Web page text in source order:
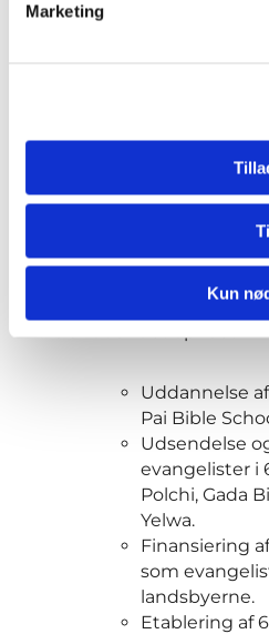
Marketing
Kun
I partnerskabets to
Uddannelse
Pai Bible
Udsendelse
evangelister i
Polchi, Gada
Yelwa.
Finansiering
som
landsbyerne.
Etablering af